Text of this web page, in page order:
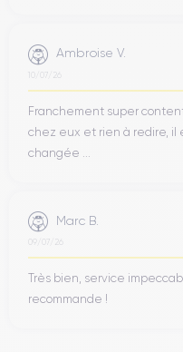
Ambroise V.
10/07/26
Franchement super
chez eux et rien à redire, il
changée ...
Marc B.
09/07/26
Très bien, service
recommande !